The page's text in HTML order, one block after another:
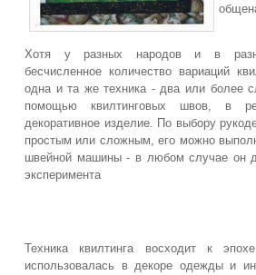
Хотя у разных народов и в
бесчисленное количество вариаций
одна и та же техника - два или более
помощью квилтинговых швов, в
декоративное изделие. По выбору
простым или сложным, его можно
швейной машины - в любом случае он
эксперимента
Техника квилтинга восходит к
использовалась в декоре одежды и